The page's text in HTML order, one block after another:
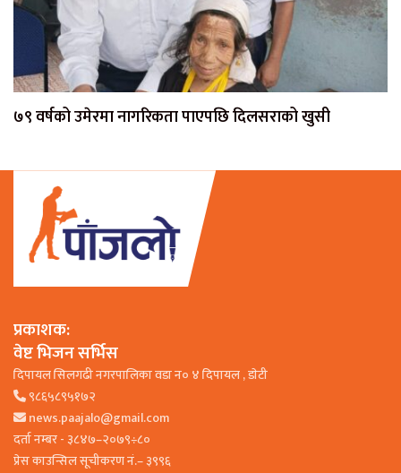
७९ वर्षको उमेरमा नागरिकता पाएपछि दिलसराको खुसी
प्रकाशक:
वेष्ट भिजन सर्भिस
दिपायल सिलगढी नगरपालिका वडा न० ४ दिपायल , डाेटी
९८६५८९५१७२
news.paajalo@gmail.com
दर्ता नम्बर - ३८४७–२०७९÷८०
प्रेस काउन्सिल सूचीकरण नं.– ३९९६